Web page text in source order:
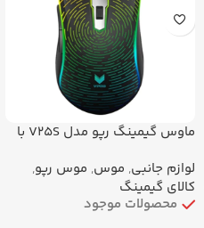
ماوس گیمینگ رپو مدل V25S با
لوازم جانبی, موس, موس رپو,
کالای گیمینگ
محصولات موجود